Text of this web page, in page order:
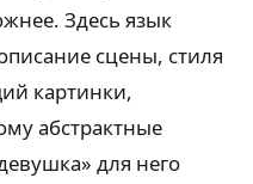
Здесь язык
сцены, стиля
картинки,
абстрактные
для него